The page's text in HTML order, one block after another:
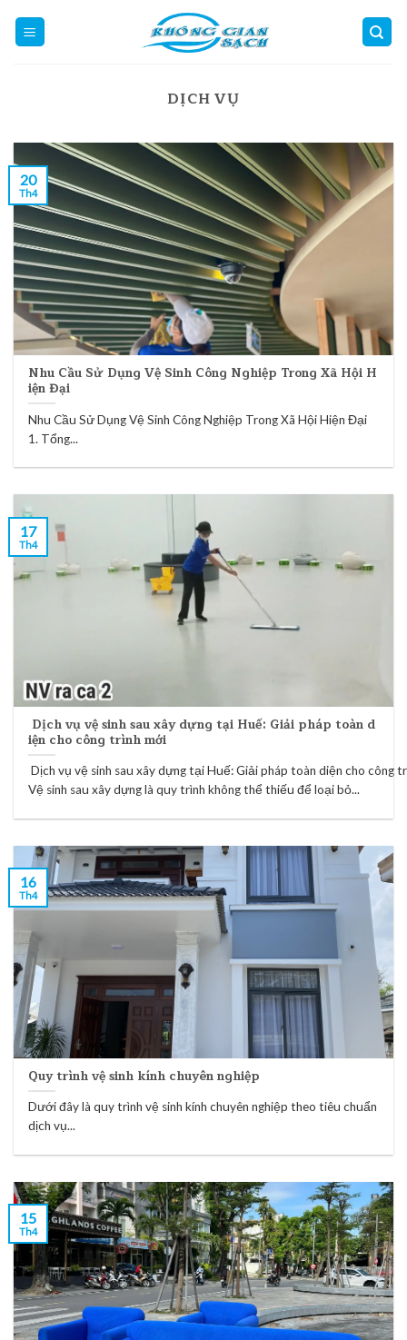
DỊCH VỤ
Nhu Cầu Sử Dụng Vệ Sinh Công Nghiệp Trong Xã Hội H
iện Đại
Nhu Cầu Sử Dụng Vệ Sinh Công Nghiệp Trong Xã Hội Hiện Đại
1. Tổng...
20
Th4
Dịch vụ vệ sinh sau xây dựng tại Huế: Giải pháp toàn d
iện cho công trình mới
Dịch vụ vệ sinh sau xây dựng tại Huế: Giải pháp toàn diện cho công
Vệ sinh sau xây dựng là quy trình không thể thiếu để loại bỏ...
17
Th4
Quy trình vệ sinh kính chuyên nghiệp
Dưới đây là quy trình vệ sinh kính chuyên nghiệp theo tiêu chuẩn
dịch vụ...
16
Th4
15
Th4